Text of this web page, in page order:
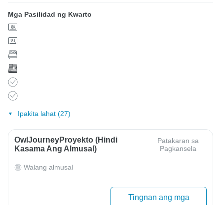
Mga Pasilidad ng Kwarto
Ipakita lahat (27)
OwlJourneyProyekto (Hindi
Kasama Ang Almusal)
Patakaran sa
Pagkansela
Walang almusal
Tingnan ang mga